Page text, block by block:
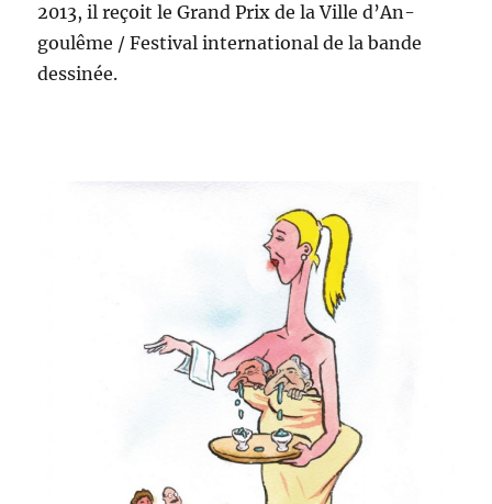
2013, il reçoit le Grand Prix de la Ville d’An­
goulême / Fes­ti­val inter­na­tion­al de la bande
dessinée.